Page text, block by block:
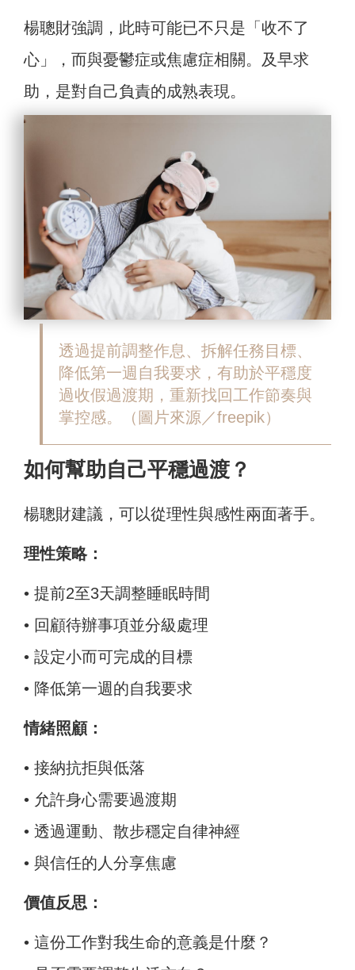
楊聰財強調，此時可能已不只是「收不了
心」，而與憂鬱症或焦慮症相關。及早求
助，是對自己負責的成熟表現。
透過提前調整作息、拆解任務目標、
降低第一週自我要求，有助於平穩度
過收假過渡期，重新找回工作節奏與
掌控感。（圖片來源／freepik）
如何幫助自己平穩過渡？
楊聰財建議，可以從理性與感性兩面著手。
理性策略：
• 提前2至3天調整睡眠時間
• 回顧待辦事項並分級處理
• 設定小而可完成的目標
• 降低第一週的自我要求
情緒照顧：
• 接納抗拒與低落
• 允許身心需要過渡期
• 透過運動、散步穩定自律神經
• 與信任的人分享焦慮
價值反思：
• 這份工作對我生命的意義是什麼？